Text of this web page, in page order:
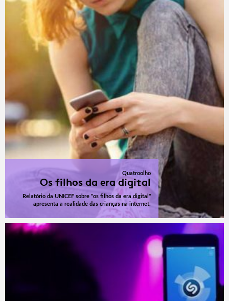
Quatroolho
Os filhos da era digital
Relatório da UNICEF sobre "os filhos da era digital"
apresenta a realidade das crianças na internet.